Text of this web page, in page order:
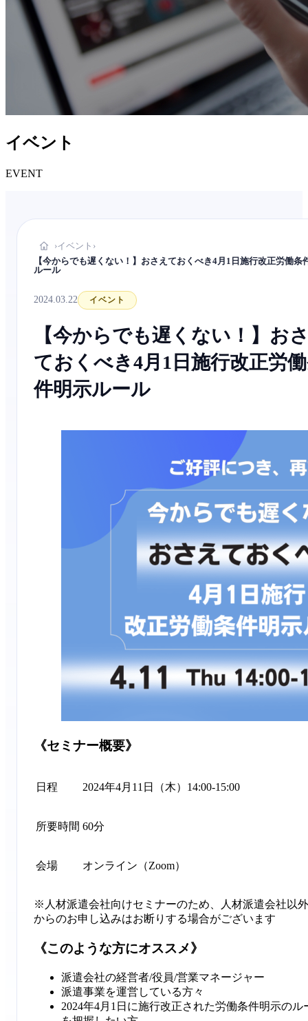
イベント
EVENT
›イベント ›
【今からでも遅くない！】おさえておくべき4月1日施行改正労働条
ルール
2024.03.22 イベント
【今からでも遅くない！】お
ておくべき4月1日施行改正労
件明示ルール
《セミナー概要》
日程 2024年4月11日（木）14:00-15:00
所要時間 60分
会場 オンライン（Zoom）
※人材派遣会社向けセミナーのため、人材派遣会社以
からのお申し込みはお断りする場合がございます
《このような方にオススメ》
派遣会社の経営者/役員/営業マネージャー
派遣事業を運営している方々
2024年4月1日に施行改正された労働条件明示のル